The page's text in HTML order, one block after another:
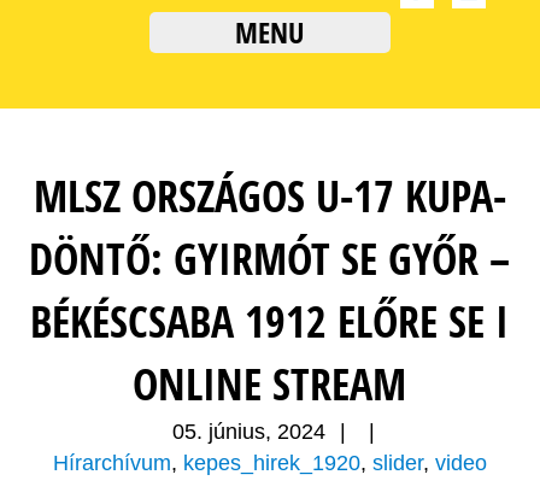
MENU
MLSZ ORSZÁGOS U-17 KUPA-
DÖNTŐ: GYIRMÓT SE GYŐR –
BÉKÉSCSABA 1912 ELŐRE SE I
ONLINE STREAM
05. június, 2024
Hírarchívum, kepes_hirek_1920, slider, video